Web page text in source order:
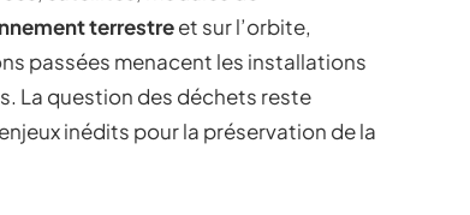
terrestreet sur l’orbite,
passées menacent les installations
La question des déchets reste
inédits pour la préservation de la